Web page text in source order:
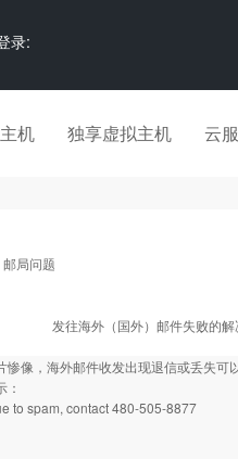
录:
机 独享虚拟主机 云
局问题
发往海外（国外）邮件失败的解
像，海外邮件收发出现退信或丢失可
to spam, contact 480-505-8877